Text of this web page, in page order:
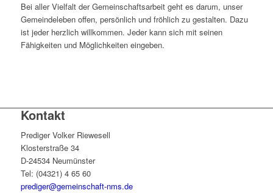
Bei aller Vielfalt der Gemeinschaftsarbeit geht es darum, unser
Gemeindeleben offen, persönlich und fröhlich zu gestalten. Dazu
ist jeder herzlich willkommen. Jeder kann sich mit seinen
Fähigkeiten und Möglichkeiten eingeben.
Kontakt
Prediger Volker Riewesell
Klosterstraße 34
D-24534 Neumünster
Tel: (04321) 4 65 60
prediger@gemeinschaft-nms.de